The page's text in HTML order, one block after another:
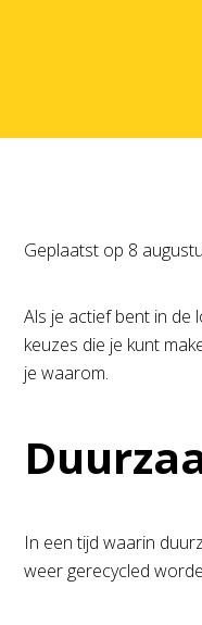
Geplaatst op 8
Als je actief bent in de
keuzes die je kunt
je waarom.
In een tijd waarin
weer gerecycled